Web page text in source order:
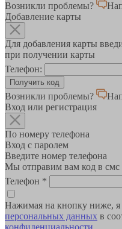
Возникли проблемы?
Добавление карты
Для добавления карты
при получении карты
Телефон:
Возникли проблемы?
Вход или регистрация
По номеру телефона
Вход с паролем
Введите номер телефона
Мы отправим вам код в
Телефон *
Нажимая на кнопку ниже,
персональных данных в